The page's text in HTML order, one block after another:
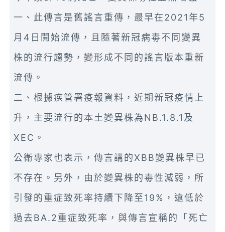
一、此傳言是舊謠言重傳，最早在2021年5
月4日開始流傳，且隨著新冠病毒不同變異
株的流行趨勢，變形成不同的謠言版本重新
流傳。
二、根據疾管署疫報資料，近期新冠疫情上
升，主要流行的本土變異株為NB.1.8.1及
XEC。
公衛專家也表示，傳言講的XBB變異株早已
不存在。另外，由於變異株的毒性減弱，所
引發的重症致死率持續下降至19%，遠低於
過去BA.2重症致死率，與傳言宣稱的「死亡